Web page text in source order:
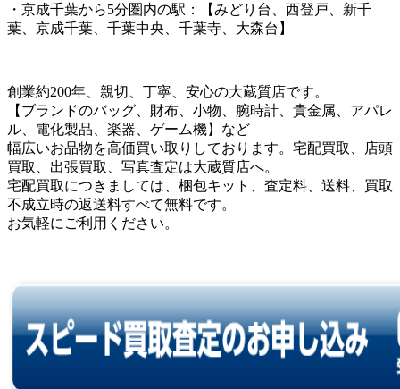
・京成千葉から5分圏内の駅：【みどり台、西登戸、新千
葉、京成千葉、千葉中央、千葉寺、大森台】
創業約200年、親切、丁寧、安心の大蔵質店です。
【ブランドのバッグ、財布、小物、腕時計、貴金属、アパレ
ル、電化製品、楽器、ゲーム機】など
幅広いお品物を高価買い取りしております。宅配買取、店頭
買取、出張買取、写真査定は大蔵質店へ。
宅配買取につきましては、梱包キット、査定料、送料、買取
不成立時の返送料すべて無料です。
お気軽にご利用ください。